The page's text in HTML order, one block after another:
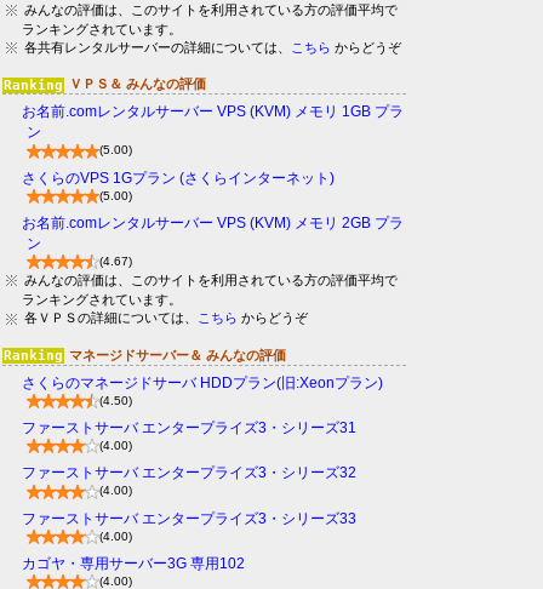
みんなの評価は、このサイトを利用されている方の評価平均で
ランキングされています。
各共有レンタルサーバーの詳細については、
こちら からどうぞ
ＶＰＳ＆ みんなの評価
お名前.comレンタルサーバー VPS (KVM) メモリ 1GB プラ
ン
(5.00)
さくらのVPS 1Gプラン (さくらインターネット)
(5.00)
お名前.comレンタルサーバー VPS (KVM) メモリ 2GB プラ
ン
(4.67)
みんなの評価は、このサイトを利用されている方の評価平均で
ランキングされています。
各ＶＰＳの詳細については、 こちら からどうぞ
マネージドサーバー＆ みんなの評価
さくらのマネージドサーバ HDDプラン(旧:Xeonプラン)
(4.50)
ファーストサーバ エンタープライズ3・シリーズ31
(4.00)
ファーストサーバ エンタープライズ3・シリーズ32
(4.00)
ファーストサーバ エンタープライズ3・シリーズ33
(4.00)
カゴヤ・専用サーバー3G 専用102
(4.00)